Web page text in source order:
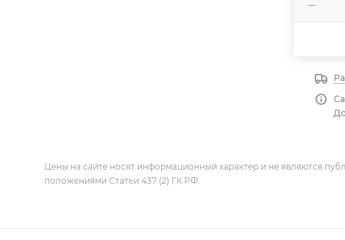
Цены на сайте носят информационный характер и не являются
положениями Статьи 437 (2) ГК РФ.